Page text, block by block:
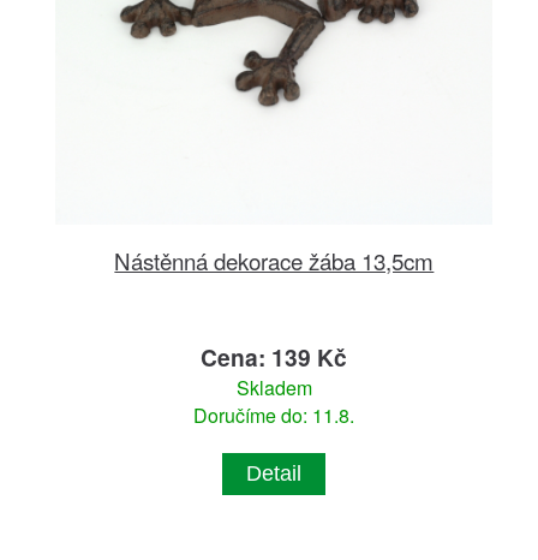
Nástěnná dekorace žába 13,5cm
Cena: 139 Kč
Skladem
Doručíme do: 11.8.
Detail